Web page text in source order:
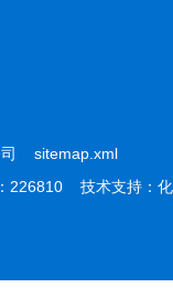
司 sitemap.xml
226810 技术支持： 化